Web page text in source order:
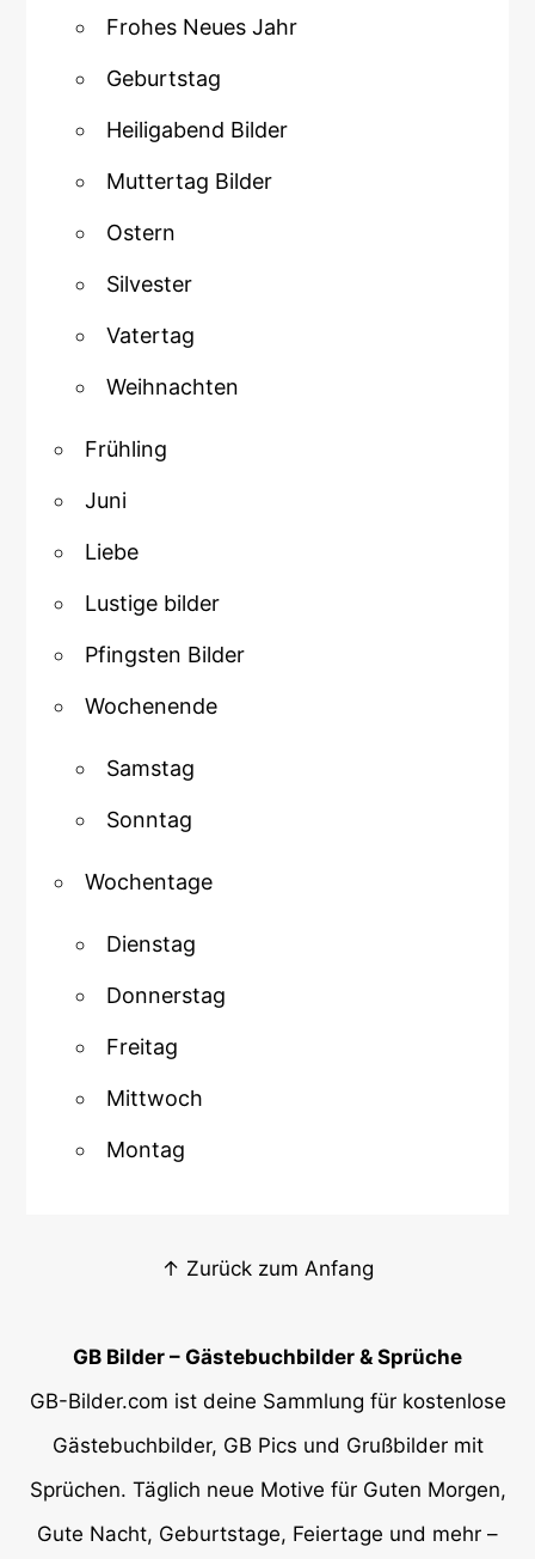
Frohes Neues Jahr
Geburtstag
Heiligabend Bilder
Muttertag Bilder
Ostern
Silvester
Vatertag
Weihnachten
Frühling
Juni
Liebe
Lustige bilder
Pfingsten Bilder
Wochenende
Samstag
Sonntag
Wochentage
Dienstag
Donnerstag
Freitag
Mittwoch
Montag
↑ Zurück zum Anfang
GB Bilder – Gästebuchbilder & Sprüche
GB-Bilder.com ist deine Sammlung für kostenlose
Gästebuchbilder, GB Pics und Grußbilder mit
Sprüchen. Täglich neue Motive für Guten Morgen,
Gute Nacht, Geburtstage, Feiertage und mehr –